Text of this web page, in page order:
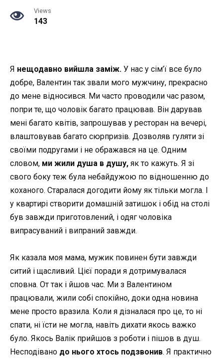
Views
143
Я нещодавно вийшла заміж. У нас у сім’ї все було
добре, Валентин так звали мого мужчину, прекрасно
до мене відносився. Ми часто проводили час разом,
попри те, що чоловік багато працював. Він дарував
мені багато квітів, запрошував у ресторан на вечері,
влаштовував багато сюрпризів. Дозволяв гуляти зі
своїми подругами і не ображався на це. Одним
словом, ми жили душа в душу, як то кажуть. Я зі
свого боку теж була небайдужою по відношенню до
коханого. Старалася догодити йому як тільки могла. І
у квартирі створити домашній затишок і обід на столі
був завжди приготовлений, і одяг чоловіка
випрасуваний і випраний завжди.
Як казала моя мама, мужик повинен бути завжди
ситий і щасливий. Цієї поради я дотримувалася
сповна. От так і йшов час. Ми з Валентином
працювали, жили собі спокійно, доки одна новина
мене просто вразила. Коли я дізналася про це, то ні
спати, ні їсти не могла, навіть дихати якось важко
було. Якось Валік прийшов з роботи і пішов в душ.
Несподівано до нього хтось подзвонив. Я практично